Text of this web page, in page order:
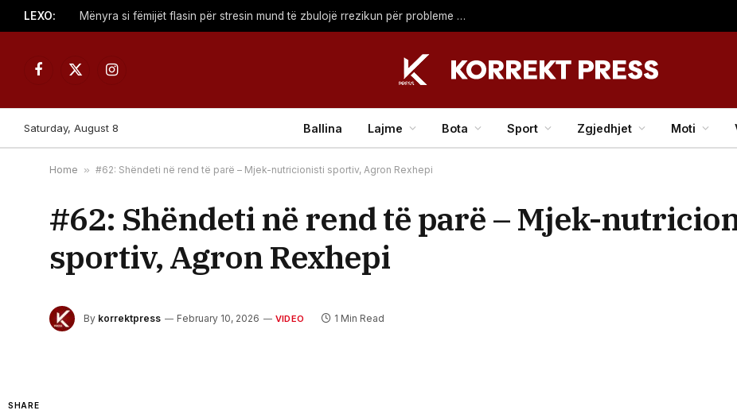
LEXO: Mënyra si fëmijët flasin për stresin mund të zbulojë rrezikun për probleme mendore
Facebook
X
Instagram
Saturday, August 8 Ballina Lajme Bota Sport Zgjedhjet Moti
Home » #62: Shëndeti në rend të parë – Mjek-nutricionisti sportiv, Agron Rexhepi
#62: Shëndeti në rend të parë – Mjek-
sportiv, Agron Rexhepi
By korrektpress February 10, 2026 VIDEO 1 Min Read
SHARE